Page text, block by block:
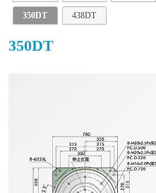
350DT 438DT
350DT